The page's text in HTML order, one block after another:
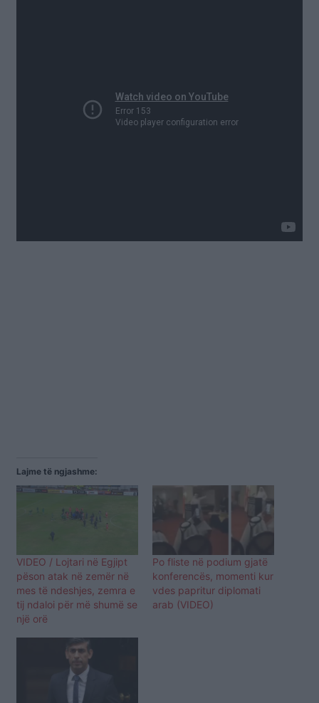
Lajme të ngjashme:
VIDEO / Lojtari në Egjipt
pëson atak në zemër në
mes të ndeshjes, zemra e
tij ndaloi për më shumë se
një orë
Po fliste në podium gjatë
konferencës, momenti kur
vdes papritur diplomati
arab (VIDEO)